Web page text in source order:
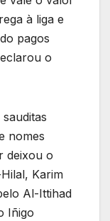
à liga e
pagos
o
nomes
deixou o
Karim
Al-Ittihad
Iñigo